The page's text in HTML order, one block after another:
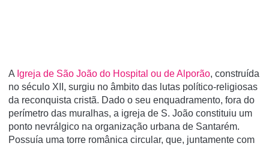
A Igreja de São João do Hospital ou de Alporão, construída
no século XII, surgiu no âmbito das lutas político-religiosas
da reconquista cristã. Dado o seu enquadramento, fora do
perímetro das muralhas, a igreja de S. João constituiu um
ponto nevrálgico na organização urbana de Santarém.
Possuía uma torre românica circular, que, juntamente com